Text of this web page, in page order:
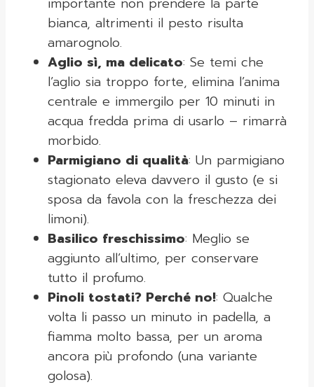
bianca, altrimenti il pesto risulta
amarognolo.
Aglio sì, ma delicato: Se temi che
l’aglio sia troppo forte, elimina l’anima
centrale e immergilo per 10 minuti in
acqua fredda prima di usarlo – rimarrà
morbido.
Parmigiano di qualità: Un parmigiano
stagionato eleva davvero il gusto (e si
sposa da favola con la freschezza dei
limoni).
Basilico freschissimo: Meglio se
aggiunto all’ultimo, per conservare
tutto il profumo.
Pinoli tostati? Perché no!: Qualche
volta li passo un minuto in padella, a
fiamma molto bassa, per un aroma
ancora più profondo (una variante
golosa).